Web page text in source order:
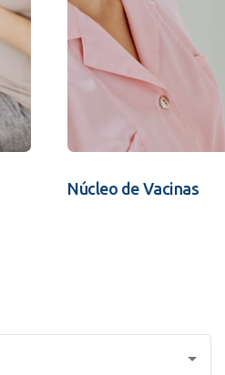
Núcleo de Vacinas